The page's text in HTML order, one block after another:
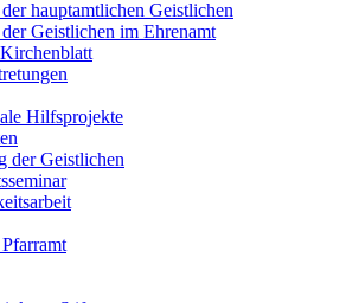
hauptamtlichen Geistlichen
Geistlichen im Ehrenamt
Hilfsprojekte
der Geistlichen